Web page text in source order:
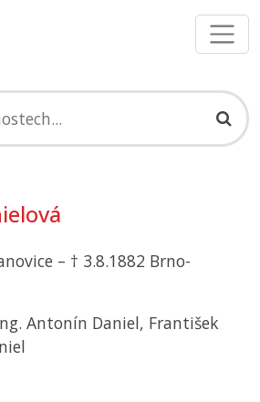
– † 3.8.1882 Brno-
Antonín Daniel, František